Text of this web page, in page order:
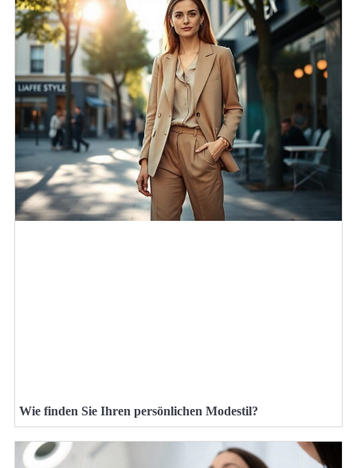
Wie finden Sie Ihren persönlichen Modestil?